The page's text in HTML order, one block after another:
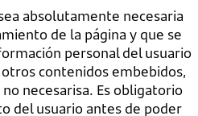
absolutamente necesaria
de la página y que se
personal del usuario
contenidos embebidos,
necesarisa. Es obligatorio
del usuario antes de poder